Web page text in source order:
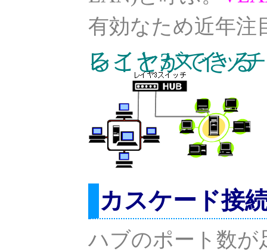
有効なため近年注
レイヤ3スイッチでネットワークを分割することができる
カスケード接
ハブのポート数